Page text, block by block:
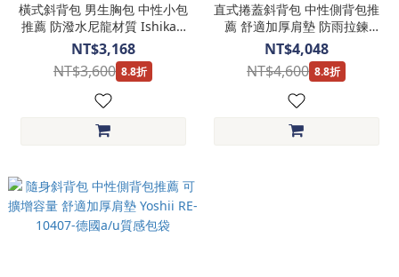
橫式斜背包 男生胸包 中性小包
推薦 防潑水尼龍材質 Ishikari
RE-10404-德國a/u質感包袋
NT$3,168
NT$3,600 8.8折
直式捲蓋斜背包 中性側背包推
薦 舒適加厚肩墊 防雨拉鍊
YODO RE-10402-德國a/u質感
包袋
NT$4,048
NT$4,600 8.8折